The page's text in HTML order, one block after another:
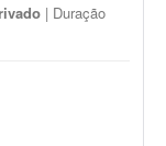
| Duração